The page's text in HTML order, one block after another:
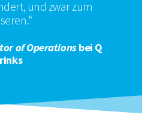
und zwar zum
of Operationsbei Q